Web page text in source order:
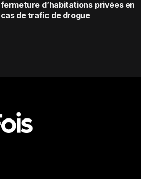
fermeture d’habitations privées en
cas de trafic de drogue